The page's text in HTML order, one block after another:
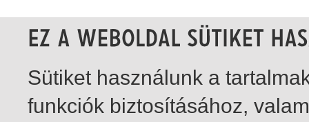
Sütiket használunk a
funkciók biztosításához,